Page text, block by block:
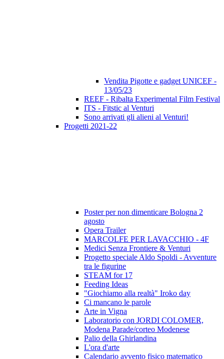
Vendita Pigotte e gadget UNICEF -
13/05/23
REEF - Ribalta Experimental Film Festival
ITS - Fitstic al Venturi
Sono arrivati gli alieni al Venturi!
Progetti 2021-22
Poster per non dimenticare Bologna 2
agosto
Opera Trailer
MARCOLFE PER LAVACCHIO - 4F
Medici Senza Frontiere & Venturi
Progetto speciale Aldo Spoldi - Avventure
tra le figurine
STEAM for 17
Feeding Ideas
"Giochiamo alla realtà" Iroko day
Ci mancano le parole
Arte in Vigna
Laboratorio con JORDI COLOMER,
Modena Parade/corteo Modenese
Palio della Ghirlandina
L'ora d'arte
Calendario avvento fisico matematico